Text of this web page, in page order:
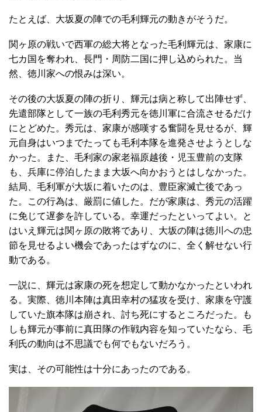
たとえば、大坂夏の陣での毛利輝元の動きがそうだ。
関ヶ原の戦いで西軍の総大将となった毛利輝元は、家康に
七カ国を奪われ、長門・周防二国に押し込められた。当
然、徳川家への恨みは深い。
その後の大坂夏の陣の折り、輝元は病と称して出陣せず、
先遣部隊として一族の毛利秀元を徳川軍に合流させるだけ
にとどめた。秀元は、家康が感嘆する奮闘を見せるが、輝
元自身はいつまでたっても毛利本隊を進発させようとしな
かった。また、毛利家の家老福原越後・児玉豊前の支隊
も、兵庫に停泊したまま大坂へ向かおうとはしなかった。
結局、毛利軍が大坂に着いたのは、豊臣家滅亡後であっ
た。この行為は、厳罰に値した。だが家康は、秀元の活躍
に免じて遅参を許している。幸運だったといってよい。と
はいえ輝元は関ヶ原の敗将であり、大坂の陣は徳川への忠
節を見せるよい機会であったはずなのに、全く解せない行
動である。
一説に、輝元は家康の死を想定して動かなかったといわれ
る。実際、徳川本陣は真田幸村の猛攻を受け、家康を守護
していた旗本隊は崩され、討ち死にするところだった。も
しも輝元が事前に真田隊の作戦内容を知っていたなら、毛
利氏の動向は不思議でも何でもないだろう。
実は、その可能性は十分にあったのである。